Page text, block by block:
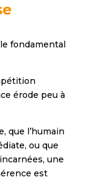
fondamental
érode peu à
que l’humain
ou que
une
est